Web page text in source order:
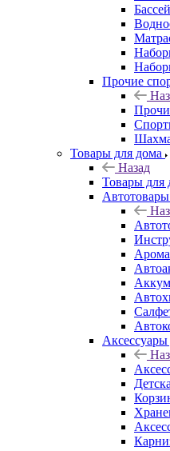
Прочие
Товары для дома
Назад
Товары для
Автотовары